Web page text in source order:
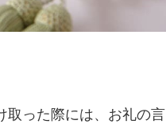
取った際には、お礼の言